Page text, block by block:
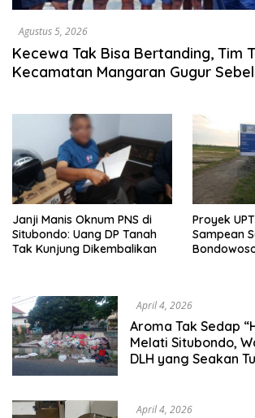
Agustus 5, 2026
Kecewa Tak Bisa Bertanding, Tim
Kecamatan Mangaran Gugur
Janji Manis Oknum PNS di
Situbondo: Uang DP Tanah
Tak Kunjung Dikembalikan
Proyek
Sampean
April 4, 2026
Aroma Tak Sedap
Melati Situbondo,
DLH yang Seakan
April 4, 2026